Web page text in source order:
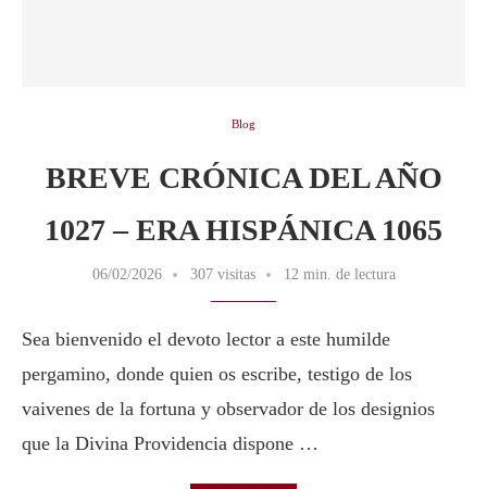
Blog
BREVE CRÓNICA DEL AÑO
1027 – ERA HISPÁNICA 1065
06/02/2026 307 visitas 12 min. de lectura
Sea bienvenido el devoto lector a este humilde
pergamino, donde quien os escribe, testigo de los
vaivenes de la fortuna y observador de los designios
que la Divina Providencia dispone …